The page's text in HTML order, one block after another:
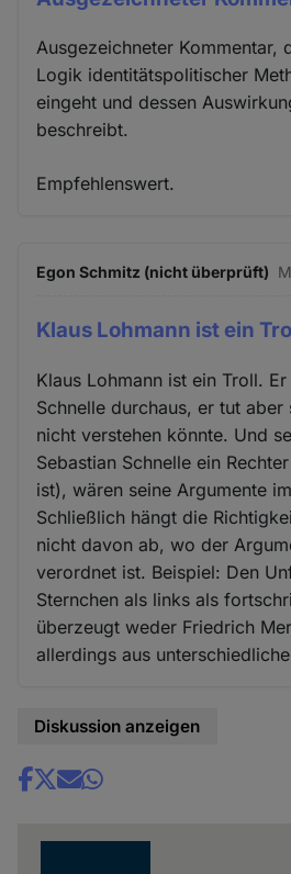
Ausgezeichneter Kommentar,
Logik identitätspolitischer
eingeht und dessen
beschreibt.
Empfehlenswert.
Egon Schmitz (nicht überprüft)
Klaus Lohmann ist ein
Klaus Lohmann ist ein Troll.
Schnelle durchaus, er tut
nicht verstehen könnte. Und
Sebastian Schnelle ein
ist), wären seine Argumente
Schließlich hängt die
nicht davon ab, wo der
verordnet ist. Beispiel: Den
Sternchen als links als
überzeugt weder Friedrich
allerdings aus
Diskussion anzeigen
Share